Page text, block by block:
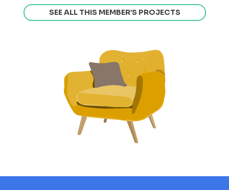
SEE ALL THIS MEMBER’S PROJECTS